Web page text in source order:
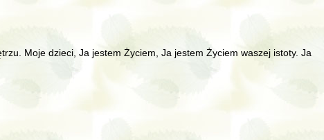
Moje dzieci, Ja jestem Życiem, Ja jestem Życiem waszej istoty. Ja